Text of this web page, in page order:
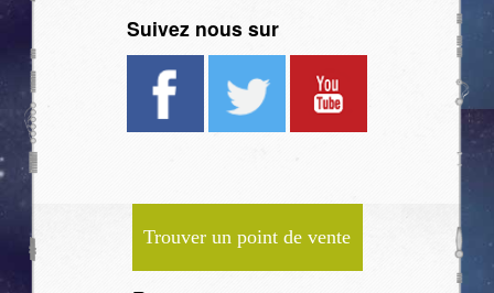
Suivez nous sur
Trouver un point de vente